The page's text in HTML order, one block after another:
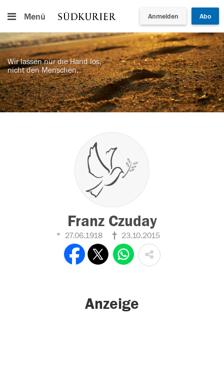
Menü Anmelden Abo
Wir lassen nur die Hand los,
nicht den Menschen.
Franz Czuday
27.06.1918 23.10.2015
Anzeige